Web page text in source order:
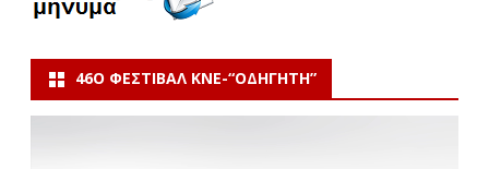
46Ο ΦΕΣΤΙΒΆΛ ΚΝΕ-“ΟΔΗΓΗΤΗ”
Πρόγραμμα